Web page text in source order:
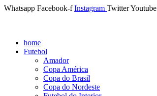
Whatsapp Facebook-f Instagram TwitterYoutube
home
Futebol
Amador
Copa América
Copa do Brasil
Copa do Nordeste